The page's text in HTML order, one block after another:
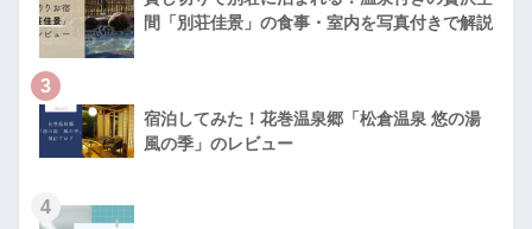
間「別荘佳景」の食事・室内を写真付きで解説
3
宿泊してみた！花巻温泉郷「松倉温泉 悠の湯
風の季」のレビュー
4